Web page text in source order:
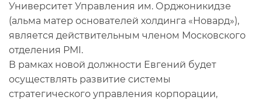
Университет Управления им. Орджоникидзе
(альма матер основателей холдинга «Новард»),
является действительным членом Московского
отделения PMI.
В рамках новой должности Евгений будет
осуществлять развитие системы
стратегического управления корпорации,